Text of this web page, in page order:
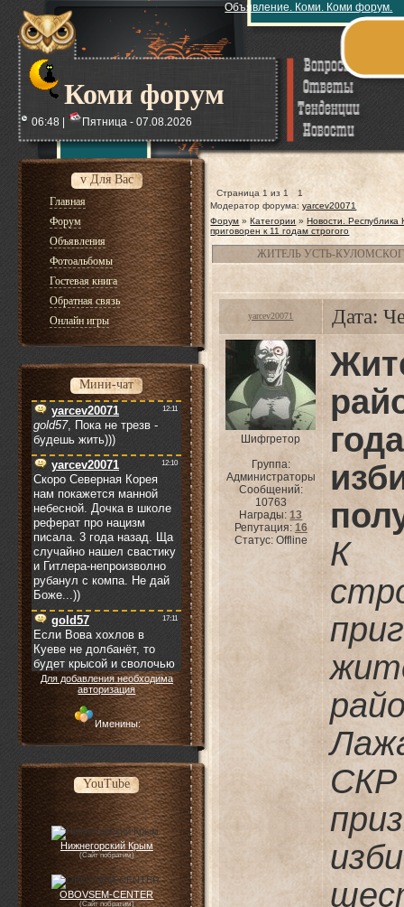
Коми форум
Объявление. Коми. Коми форум.
06:48 | Пятница - 07.08.2026
v Для Вас
Главная
Форум
Объявления
Фотоальбомы
Гостевая книга
Обратная связь
Онлайн игры
Мини-чат
Для добавления необходима
авторизация
Именины:
YouTube
Нижнегорский Крым
(Сайт побратим)
OBOVSEM-CENTER
(Сайт побратим)
Страница 1 из 1
1
Модератор форума:yarcev20071
Форум » Категории » Новости. Республика
приговорен к 11 годам строгого
ЖИТЕЛЬ УСТЬ-
yarcev20071 Дата:
Шифгретор
Группа:
Администраторы
Сообщений:
10763
Награды:13
Репутация: 16
Статус: Offline
К
СКР